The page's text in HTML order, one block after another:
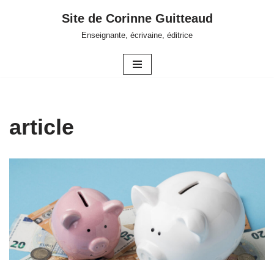
Site de Corinne Guitteaud
Enseignante, écrivaine, éditrice
article